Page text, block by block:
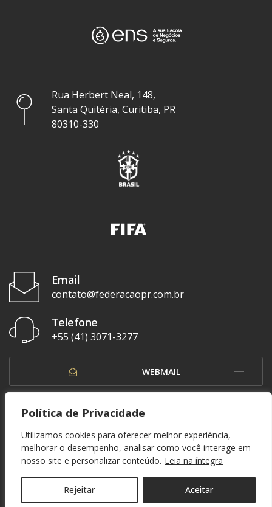
Política de Privacidade
Utilizamos cookies para oferecer melhor experiência,
melhorar o desempenho, analisar como você interage em
nosso site e personalizar conteúdo. Leia na íntegra
Rejeitar Aceitar
Rua Herbert Neal, 148,
Santa Quitéria, Curitiba, PR
80310-330
Email
contato@federacaopr.com.br
Telefone
+55 (41) 3071-3277
WEBMAIL
OUVIDORIA
© 1937 - 2026. Federação Paranaense de Futebol. Todos os direitos reservados. By